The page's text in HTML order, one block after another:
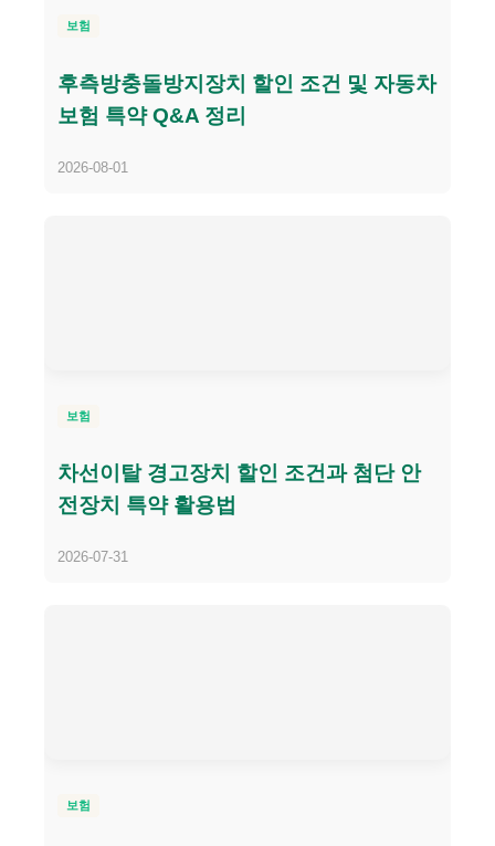
보험
후측방충돌방지장치 할인 조건 및 자동차
보험 특약 Q&A 정리
2026-08-01
보험
차선이탈 경고장치 할인 조건과 첨단 안
전장치 특약 활용법
2026-07-31
보험